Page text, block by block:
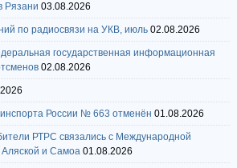
Рязани 03.08.2026
по радиосвязи на УКВ, июль 02.08.2026
государственная информационная
02.08.2026
России № 663 отменён 01.08.2026
РТРС связались с Международной
Аляской и Самоа 01.08.2026